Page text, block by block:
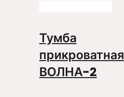
Тумба
прикроватная
ВОЛНА-2